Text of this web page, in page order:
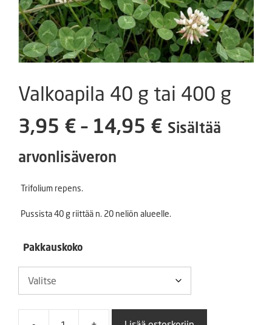
Valkoapila 40 g tai 400 g
3,95 € – 14,95 €
14,95 €
Sisältää
arvonlisäveron
Trifolium repens.
Pussista 40 g riittää n. 20 neliön alueelle.
Pakkauskoko